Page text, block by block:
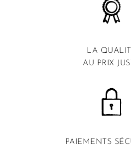
LA
AU PRIX
PAIEMENTS